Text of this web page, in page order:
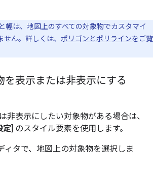
幅は、地図上のすべての対象物でカスタマイ
ん。詳しくは、 ポリゴンとポリラインをご覧
を表示または非表示にする
非表示にしたい対象物がある場合は、
定] のスタイル要素を使用します。
ィタで、地図上の対象物を選択しま